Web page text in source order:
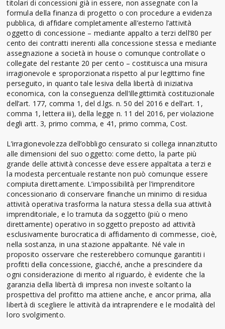
titolari di concessioni già in essere, non assegnate con la
formula della finanza di progetto o con procedure a evidenza
pubblica, di affidare completamente all’esterno l’attività
oggetto di concessione – mediante appalto a terzi dell’80 per
cento dei contratti inerenti alla concessione stessa e mediante
assegnazione a società in house o comunque controllate o
collegate del restante 20 per cento – costituisca una misura
irragionevole e sproporzionata rispetto al pur legittimo fine
perseguito, in quanto tale lesiva della libertà di iniziativa
economica, con la conseguenza dell’illegittimità costituzionale
dell’art. 177, comma 1, del d.lgs. n. 50 del 2016 e dell’art. 1,
comma 1, lettera iii), della legge n. 11 del 2016, per violazione
degli artt. 3, primo comma, e 41, primo comma, Cost.
L’irragionevolezza dell’obbligo censurato si collega innanzitutto
alle dimensioni del suo oggetto: come detto, la parte più
grande delle attività concesse deve essere appaltata a terzi e
la modesta percentuale restante non può comunque essere
compiuta direttamente. L’impossibilità per l’imprenditore
concessionario di conservare finanche un minimo di residua
attività operativa trasforma la natura stessa della sua attività
imprenditoriale, e lo tramuta da soggetto (più o meno
direttamente) operativo in soggetto preposto ad attività
esclusivamente burocratica di affidamento di commesse, cioè,
nella sostanza, in una stazione appaltante. Né vale in
proposito osservare che resterebbero comunque garantiti i
profitti della concessione, giacché, anche a prescindere da
ogni considerazione di merito al riguardo, è evidente che la
garanzia della libertà di impresa non investe soltanto la
prospettiva del profitto ma attiene anche, e ancor prima, alla
libertà di scegliere le attività da intraprendere e le modalità del
loro svolgimento.